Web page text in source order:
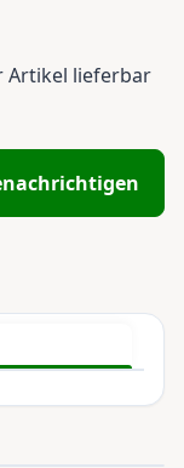
Artikel lieferbar